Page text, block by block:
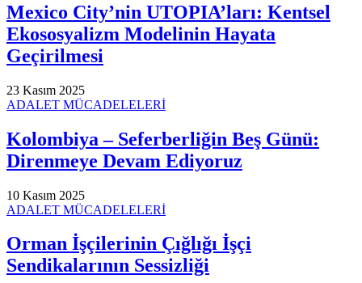
Mexico City’nin UTOPIA’ları: Kentsel
Ekososyalizm Modelinin Hayata
Geçirilmesi
23 Kasım 2025
ADALET MÜCADELELERİ
Kolombiya – Seferberliğin Beş Günü:
Direnmeye Devam Ediyoruz
10 Kasım 2025
ADALET MÜCADELELERİ
Orman İşçilerinin Çığlığı İşçi
Sendikalarının Sessizliği